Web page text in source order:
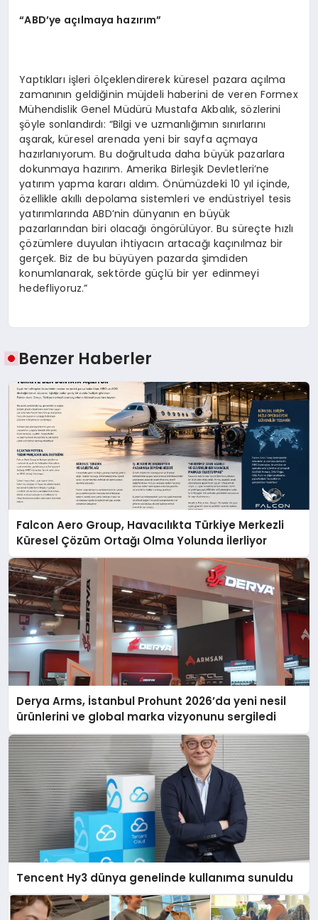
“ABD’ye açılmaya hazırım”
Yaptıkları işleri ölçeklendirerek küresel pazara açılma
zamanının geldiğinin müjdeli haberini de veren Formex
Mühendislik Genel Müdürü Mustafa Akbalık, sözlerini
şöyle sonlandırdı: “Bilgi ve uzmanlığımın sınırlarını
aşarak, küresel arenada yeni bir sayfa açmaya
hazırlanıyorum. Bu doğrultuda daha büyük pazarlara
dokunmaya hazırım. Amerika Birleşik Devletleri’ne
yatırım yapma kararı aldım. Önümüzdeki 10 yıl içinde,
özellikle akıllı depolama sistemleri ve endüstriyel tesis
yatırımlarında ABD’nin dünyanın en büyük
pazarlarından biri olacağı öngörülüyor. Bu süreçte hızlı
çözümlere duyulan ihtiyacın artacağı kaçınılmaz bir
gerçek. Biz de bu büyüyen pazarda şimdiden
konumlanarak, sektörde güçlü bir yer edinmeyi
hedefliyoruz.”
Benzer Haberler
Falcon Aero Group, Havacılıkta Türkiye Merkezli
Küresel Çözüm Ortağı Olma Yolunda İlerliyor
Derya Arms, İstanbul Prohunt 2026’da yeni nesil
ürünlerini ve global marka vizyonunu sergiledi
Tencent Hy3 dünya genelinde kullanıma sunuldu